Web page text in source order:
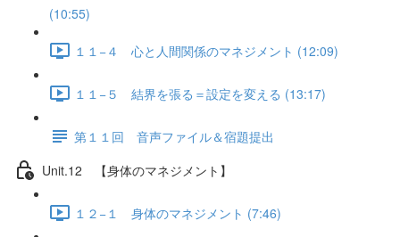
(10:55)
１１−４ 心と人間関係のマネジメント (12:09)
１１−５ 結界を張る＝設定を変える (13:17)
第１１回 音声ファイル＆宿題提出
Unit.12 【身体のマネジメント】
１２−１ 身体のマネジメント (7:46)